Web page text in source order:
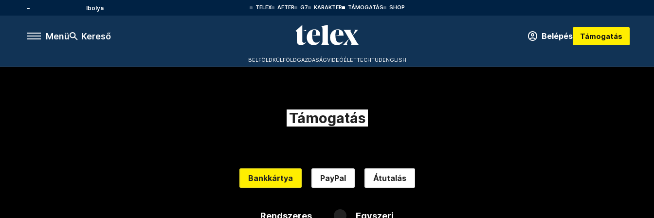
Ibolya TELEX AFTER G7 KARAKTER TÁMOGATÁS SHOP
Menü Kereső Belépés Támogatás
BELFÖLDKÜLFÖLDGAZDASÁGVIDEÓÉLETTECHTUDENGLISH
Támogatás
Bankkártya PayPal Átutalás
Rendszeres Egyszeri